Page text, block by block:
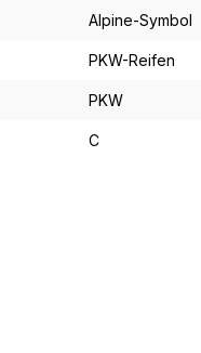
Alpine-Symbol
PKW-Reifen
PKW
C